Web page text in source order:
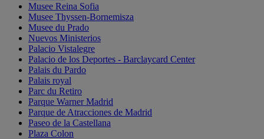
Musee Reina Sofia
Musee Thyssen-Bornemisza
Musee du Prado
Nuevos Ministerios
Palacio Vistalegre
Palacio de los Deportes - Barclaycard Center
Palais du Pardo
Palais royal
Parc du Retiro
Parque Warner Madrid
Parque de Atracciones de Madrid
Paseo de la Castellana
Plaza Colon